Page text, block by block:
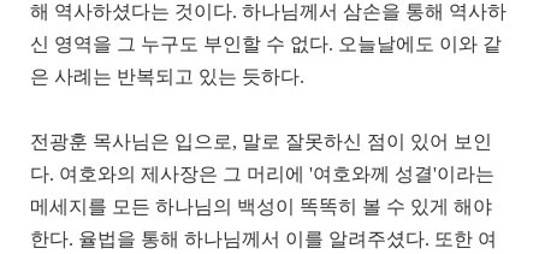
해 역사하셨다는 것이다. 하나님께서 삼손을 통해 역사하
신 영역을 그 누구도 부인할 수 없다. 오늘날에도 이와 같
은 사례는 반복되고 있는 듯하다.
전광훈 목사님은 입으로, 말로 잘못하신 점이 있어 보인
다. 여호와의 제사장은 그 머리에 '여호와께 성결'이라는
메세지를 모든 하나님의 백성이 똑똑히 볼 수 있게 해야
한다. 율법을 통해 하나님께서 이를 알려주셨다. 또한 여